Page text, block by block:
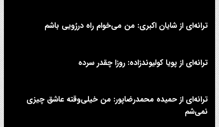
ترانه‌ای از شایان اکبری: من می‌خوام راه دررُویی باشم
ترانه‌ای از پویا کولیوندزاده: روزا چقدر سرده
ترانه‌ای از حمیده محمدرضاپور: من خیلی‌وقته عاشق چیزی
نمی‌شم